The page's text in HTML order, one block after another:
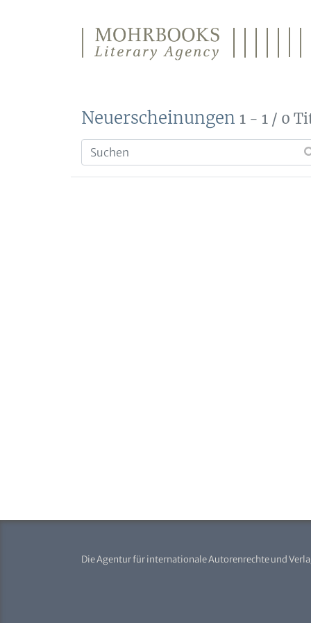
Neuerscheinungen 1 - 1 / 0
Die Agentur für internationale Autorenrechte und